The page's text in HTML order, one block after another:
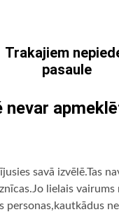
Trakajiem
pasaule
nevar
savā izvēlē.Tas
lielais
personas,kautkādus